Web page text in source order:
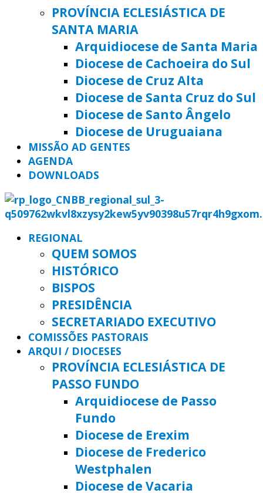
PROVÍNCIA ECLESIÁSTICA DE
SANTA MARIA
Arquidiocese de Santa Maria
Diocese de Cachoeira do Sul
Diocese de Cruz Alta
Diocese de Santa Cruz do Sul
Diocese de Santo Ângelo
Diocese de Uruguaiana
MISSÃO AD GENTES
AGENDA
DOWNLOADS
REGIONAL
QUEM SOMOS
HISTÓRICO
BISPOS
PRESIDÊNCIA
SECRETARIADO EXECUTIVO
COMISSÕES PASTORAIS
ARQUI / DIOCESES
PROVÍNCIA ECLESIÁSTICA DE
PASSO FUNDO
Arquidiocese de Passo
Fundo
Diocese de Erexim
Diocese de Frederico
Westphalen
Diocese de Vacaria